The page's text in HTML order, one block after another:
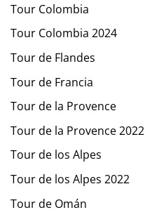
Tour Colombia
Tour Colombia 2024
Tour de Flandes
Tour de Francia
Tour de la Provence
Tour de la Provence 2022
Tour de los Alpes
Tour de los Alpes 2022
Tour de Omán